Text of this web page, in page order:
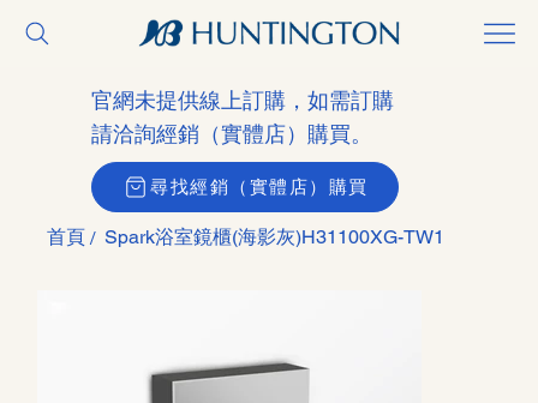
首頁 / Spark浴室鏡櫃(海影灰)H31100XG-TW1
官網未提供線上訂購，如需訂購
請洽詢經銷（實體店）購買。
尋找經銷（實體店）購買